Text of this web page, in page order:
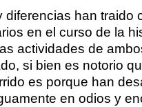
diferencias han
en el curso de la
actividades de
si bien es notorio
es porque han
en odios y